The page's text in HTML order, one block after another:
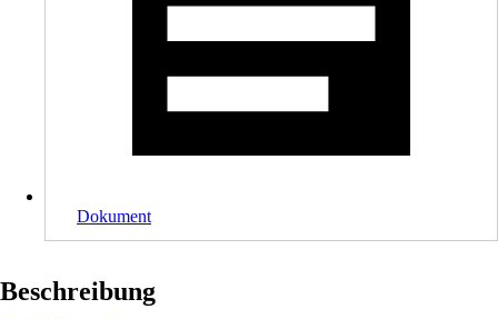
Dokument
Beschreibung